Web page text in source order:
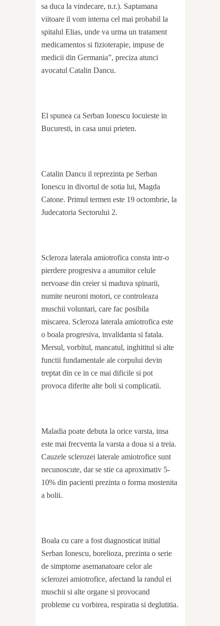
sa duca la vindecare, n.r.). Saptamana
viitoare il vom interna cel mai probabil la
spitalul Elias, unde va urma un tratament
medicamentos si fizioterapie, impuse de
medicii din Germania”, preciza atunci
avocatul Catalin Dancu.
El spunea ca Serban Ionescu locuieste in
Bucuresti, in casa unui prieten.
Catalin Dancu il reprezinta pe Serban
Ionescu in divortul de sotia lui, Magda
Catone. Primul termen este 19 octombrie, la
Judecatoria Sectorului 2.
Scleroza laterala amiotrofica consta intr-o
pierdere progresiva a anumitor celule
nervoase din creier si maduva spinarii,
numite neuroni motori, ce controleaza
muschii voluntari, care fac posibila
miscarea. Scleroza laterala amiotrofica este
o boala progresiva, invalidanta si fatala.
Mersul, vorbitul, mancatul, inghititul si alte
functii fundamentale ale corpului devin
treptat din ce in ce mai dificile si pot
provoca diferite alte boli si complicatii.
Maladia poate debuta la orice varsta, insa
este mai frecventa la varsta a doua si a treia.
Cauzele sclerozei laterale amiotrofice sunt
necunoscute, dar se stie ca aproximativ 5-
10% din pacienti prezinta o forma mostenita
a bolii.
Boala cu care a fost diagnosticat initial
Serban Ionescu, borelioza, prezinta o serie
de simptome asemanatoare celor ale
sclerozei amiotrofice, afectand la randul ei
muschii si alte organe si provocand
probleme cu vorbirea, respiratia si deglutitia.